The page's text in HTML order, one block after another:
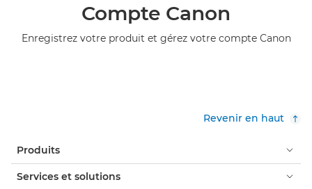
Compte Canon
Enregistrez votre produit et gérez votre compte Canon
Revenir en haut
Produits
Services et solutions